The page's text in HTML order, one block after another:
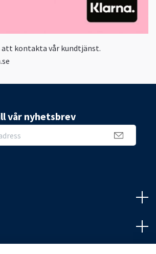
kontakta vår kundtjänst.
vår nyhetsbrev